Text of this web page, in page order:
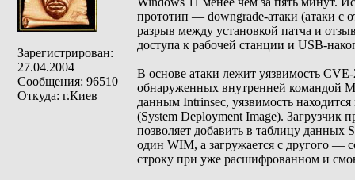
Зарегистрирован:
27.04.2004
Сообщения: 96510
Откуда: г.Киев
прототип — downgrade-атаки (атаки с
разрыв между установкой патча и
доступа к рабочей станции и USB-
В основе атаки лежит уязвимость
обнаруженных внутренней командой
данным Intrinsec, уязвимость
(System Deployment Image). Загрузчик
позволяет добавить в таблицу данных
один WIM, а загружается с другого
строку при уже расшифрованном и